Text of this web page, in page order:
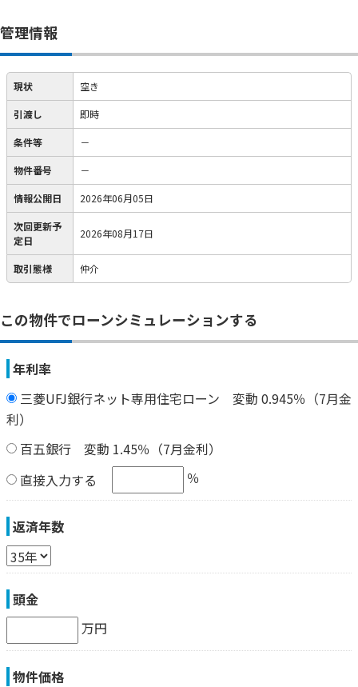
管理情報
現状 空き
引渡し 即時
条件等 －
物件番号 －
情報公開日 2026年06月05日
次回更新予
定日
2026年08月17日
取引態様 仲介
この物件でローンシミュレーションする
年利率
三菱UFJ銀行ネット専用住宅ローン 変動 0.945％（7月金
利）
百五銀行 変動 1.45％（7月金利）
直接入力する
％
返済年数
頭金
万円
物件価格